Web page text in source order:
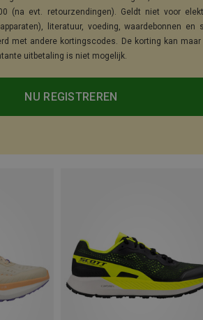
(na evt. retourzendingen). Geldt niet voor
literatuur, voeding, waardebonnen en
met andere kortingscodes. De korting kan maar
uitbetaling is niet mogelijk.
NU REGISTREREN